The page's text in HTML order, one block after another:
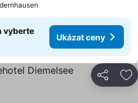
vyberte
Ukázat ceny
Sdílet